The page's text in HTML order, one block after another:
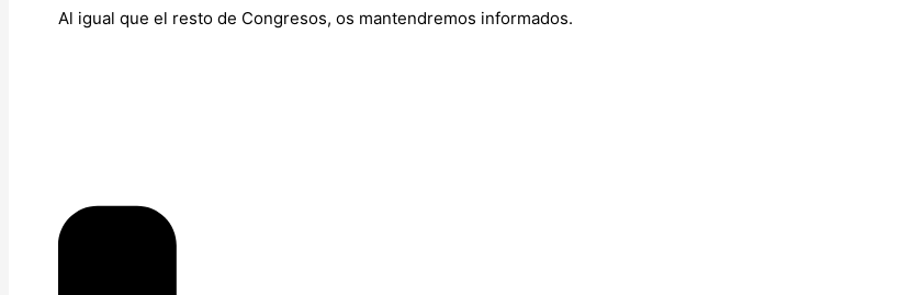
Al igual que el resto de Congresos, os mantendremos informados.